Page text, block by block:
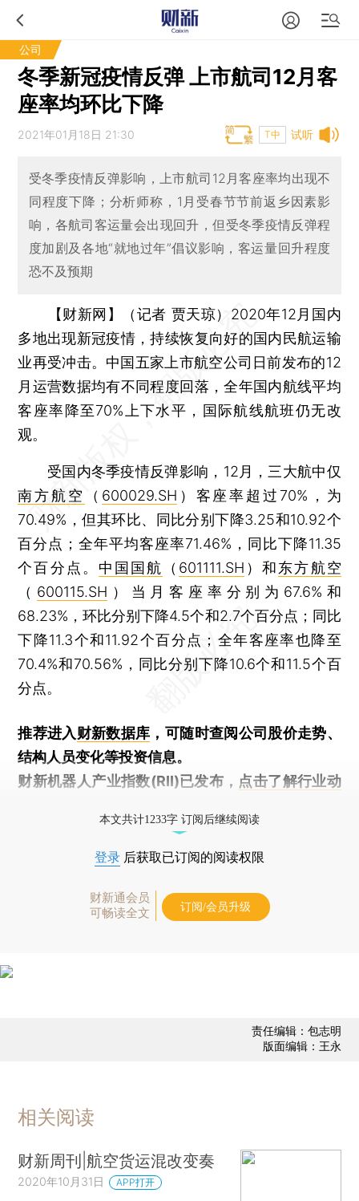
公司
冬季新冠疫情反弹 上市航司12月客
座率均环比下降
试听
2021年01月18日 21:30 T中
受冬季疫情反弹影响，上市航司12月客座率均出现不
同程度下降；分析师称，1月受春节节前返乡因素影
响，各航司客运量会出现回升，但受冬季疫情反弹程
度加剧及各地“就地过年”倡议影响，客运量回升程度
恐不及预期
【财新网】（记者 贾天琼） 2020年12月国内
多地出现新冠疫情，持续恢复向好的国内民航运输
业再受冲击。中国五家上市航空公司日前发布的12
月运营数据均有不同程度回落，全年国内航线平均
客座率降至70%上下水平，国际航线航班仍无改
观。
受国内冬季疫情反弹影响，12月，三大航中仅
南方航空
（ 600029.SH ）客座率超过70%，为
70.49%，但其环比、同比分别下降3.25和10.92个
百分点；全年平均客座率71.46%，同比下降11.35
个百分点。 中国国航 （ 601111.SH ）和东方航空
（ 600115.SH ）当月客座率分别为67.6%和
68.23%，环比分别下降4.5个和2.7个百分点；同比
下降11.3个和11.92个百分点；全年客座率也降至
70.4%和70.56%，同比分别下降10.6个和11.5个百
分点。
推荐进入财新数据库 ，可随时查阅公司股价走势、
结构人员变化等投资信息。
财新机器人产业指数(RII)已发布， 点击了解行业动
本文共计1233字 订阅后继续阅读
登录 后获取已订阅的阅读权限
财新通会员
可畅读全文
订阅/会员升级
责任编辑：包志明
版面编辑：王永
相关阅读
财新周刊|航空货运混改变奏
2020年10月31日 APP打开